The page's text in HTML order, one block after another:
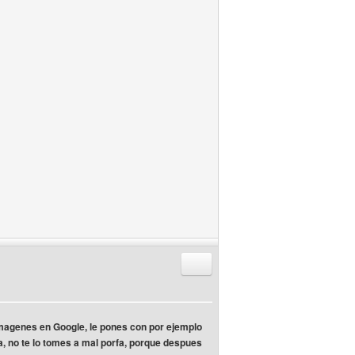
en Google, le pones con por ejemplo
no te lo tomes a mal porfa, porque despues